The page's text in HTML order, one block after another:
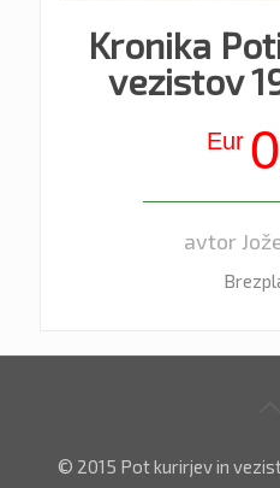
Kronika
vezistov
Eur
avtor
© 2015 Pot kurirjev in